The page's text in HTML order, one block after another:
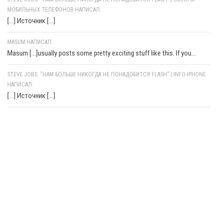
МОБИЛЬНЫХ ТЕЛЕФОНОВ НАПИСАЛ:
[…] Источник […]
MASUM НАПИСАЛ:
Masum [...]usually posts some pretty exciting stuff like this. If you...
STEVE JOBS: “НАМ БОЛЬШЕ НИКОГДА НЕ ПОНАДОБИТСЯ FLASH” | INFO-IPHONE
НАПИСАЛ:
[…] Источник […]